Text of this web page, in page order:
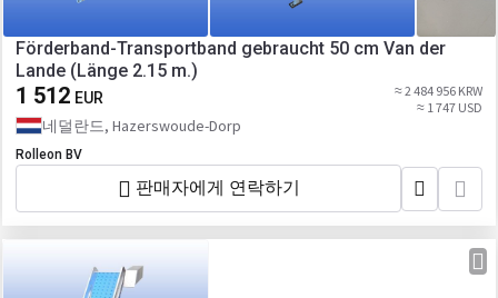
Förderband-Transportband gebraucht 50 cm Van der
Lande (Länge 2.15 m.)
1 512 EUR
≈ 2 484 956 KRW
≈ 1 747 USD
네덜란드, Hazerswoude-Dorp
Rolleon BV
판매자에게 연락하기